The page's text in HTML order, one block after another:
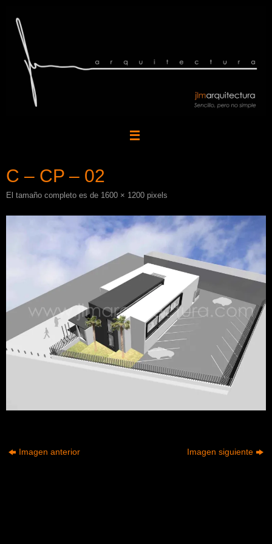
contenido
C – CP – 02
El tamaño completo es de 1600 × 1200 pixels
Imagen anterior Imagen siguiente